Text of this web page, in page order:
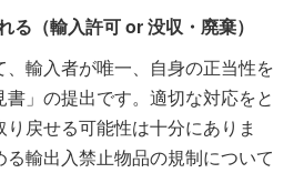
る（輸入許可 or 没収・廃棄）
、輸入者が唯一、自身の正当性を
」の提出です。適切な対応をと
戻せる可能性は十分にありま
輸出入禁止物品の規制について